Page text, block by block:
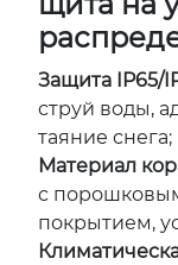
Защита IP65/
струй воды,
таяние снега;
Материал
с
покрытием,